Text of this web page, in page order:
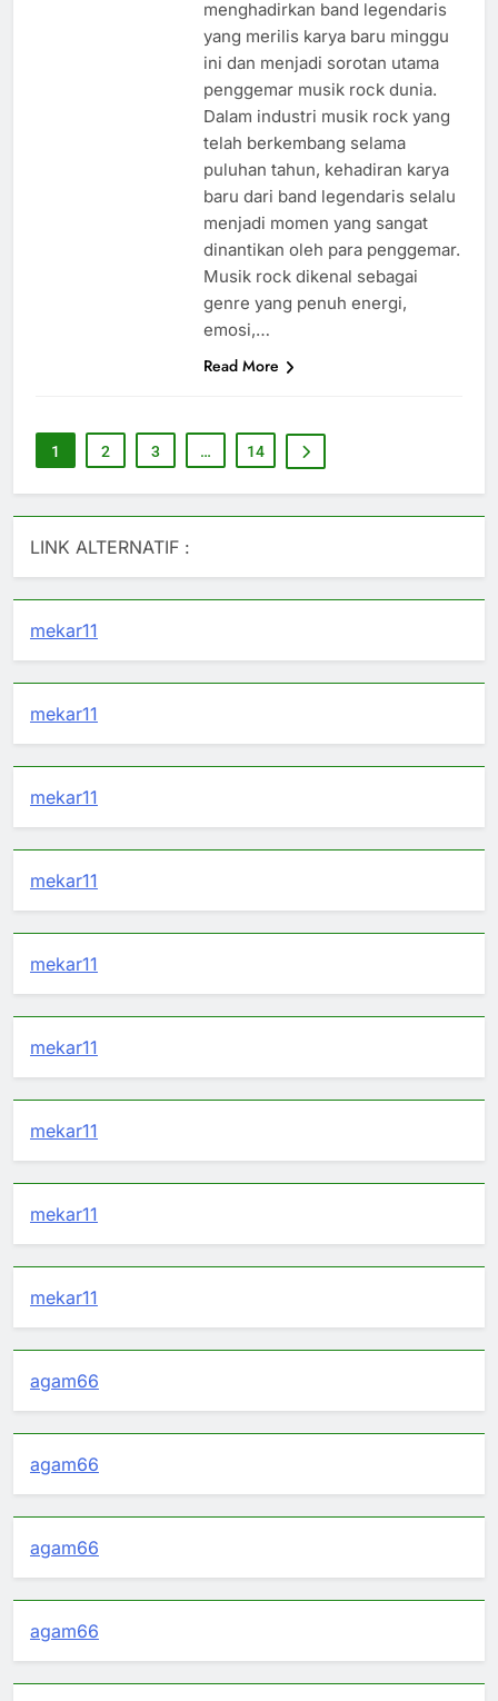
menghadirkan band legendaris
yang merilis karya baru minggu
ini dan menjadi sorotan utama
penggemar musik rock dunia.
Dalam industri musik rock yang
telah berkembang selama
puluhan tahun, kehadiran karya
baru dari band legendaris selalu
menjadi momen yang sangat
dinantikan oleh para penggemar.
Musik rock dikenal sebagai
genre yang penuh energi,
emosi,…
Read More
1 2 3 … 14
LINK ALTERNATIF :
mekar11
mekar11
mekar11
mekar11
mekar11
mekar11
mekar11
mekar11
mekar11
agam66
agam66
agam66
agam66